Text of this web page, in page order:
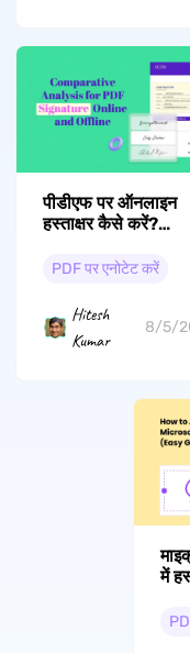
पीडीएफ पर ऑनलाइन
हस्ताक्षर कैसे करें?
PDF पर एनोटेट करें
Hitesh
Kumar
8/5/
में